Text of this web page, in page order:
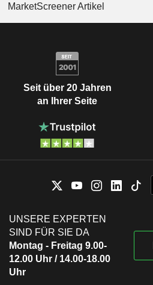
MarketScreener Artikel
Seit über 20 Jahren
an Ihrer Seite
UNSERE EXPERTEN
SIND FÜR SIE DA
Montag - Freitag 9.00-
12.00 Uhr / 14.00-18.00
Uhr